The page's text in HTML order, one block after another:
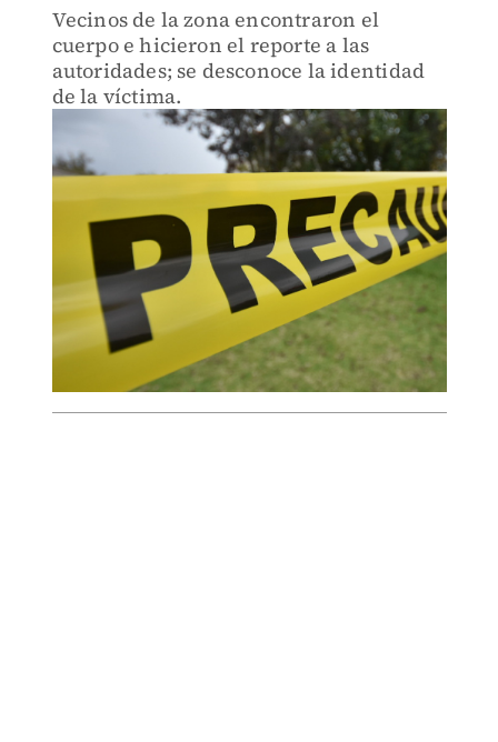
Vecinos de la zona encontraron el
cuerpo e hicieron el reporte a las
autoridades; se desconoce la identidad
de la víctima.